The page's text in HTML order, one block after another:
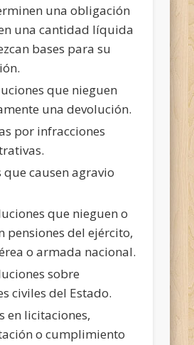
una obligación
una cantidad líquida
bases para su
que nieguen
una devolución.
por infracciones
que causen agravio
que nieguen o
pensiones del ejército,
o armada nacional.
sobre
civiles del Estado.
en licitaciones,
o cumplimiento